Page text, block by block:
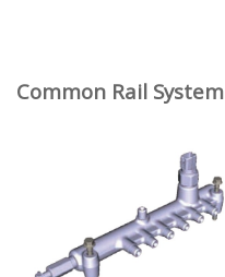
Common Rail System